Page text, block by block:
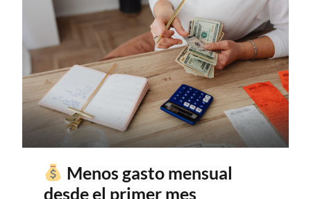
Menos gasto mensual
desde el primer mes